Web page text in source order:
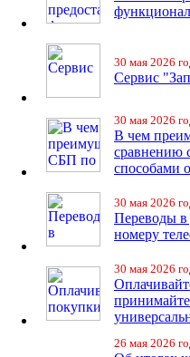
30 мая 2026
Сервис
30 мая 2026
В чем
сравнению
способами
30 мая 2026
Переводы в
номеру
30 мая 2026
26 мая 2026